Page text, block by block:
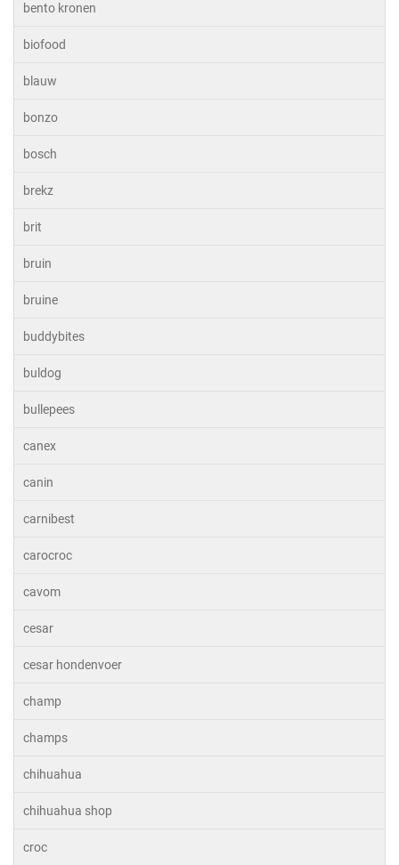
bento kronen
biofood
blauw
bonzo
bosch
brekz
brit
bruin
bruine
buddybites
buldog
bullepees
canex
canin
carnibest
carocroc
cavom
cesar
cesar hondenvoer
champ
champs
chihuahua
chihuahua shop
croc